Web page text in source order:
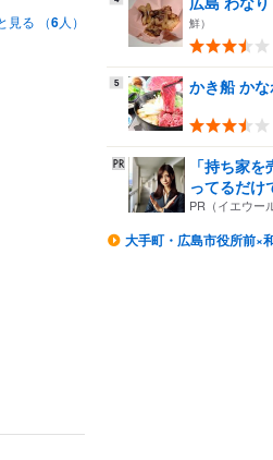
見る （6人）
鮮）
5 かき船 か
「持ち家
ってるだけ
PR（イエウー
大手町・広島市役所前×